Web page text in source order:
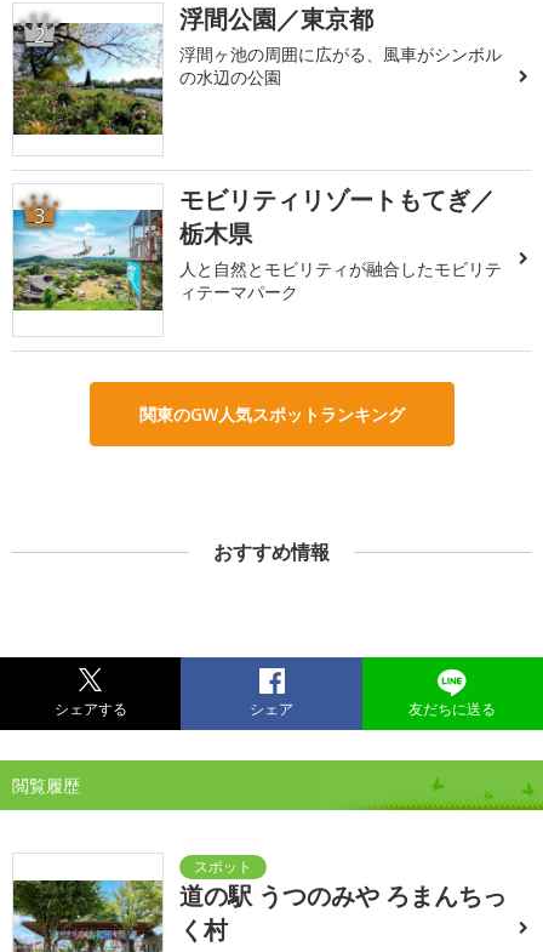
2 浮間公園／東京都
浮間ヶ池の周囲に広がる、風車がシンボル
の水辺の公園
3
モビリティリゾートもてぎ／
栃木県
人と自然とモビリティが融合したモビリテ
ィテーマパーク
関東のGW人気スポットランキング
おすすめ情報
シェアする シェア 友だちに送る
閲覧履歴
道の駅 うつのみや ろまんちっ
く村